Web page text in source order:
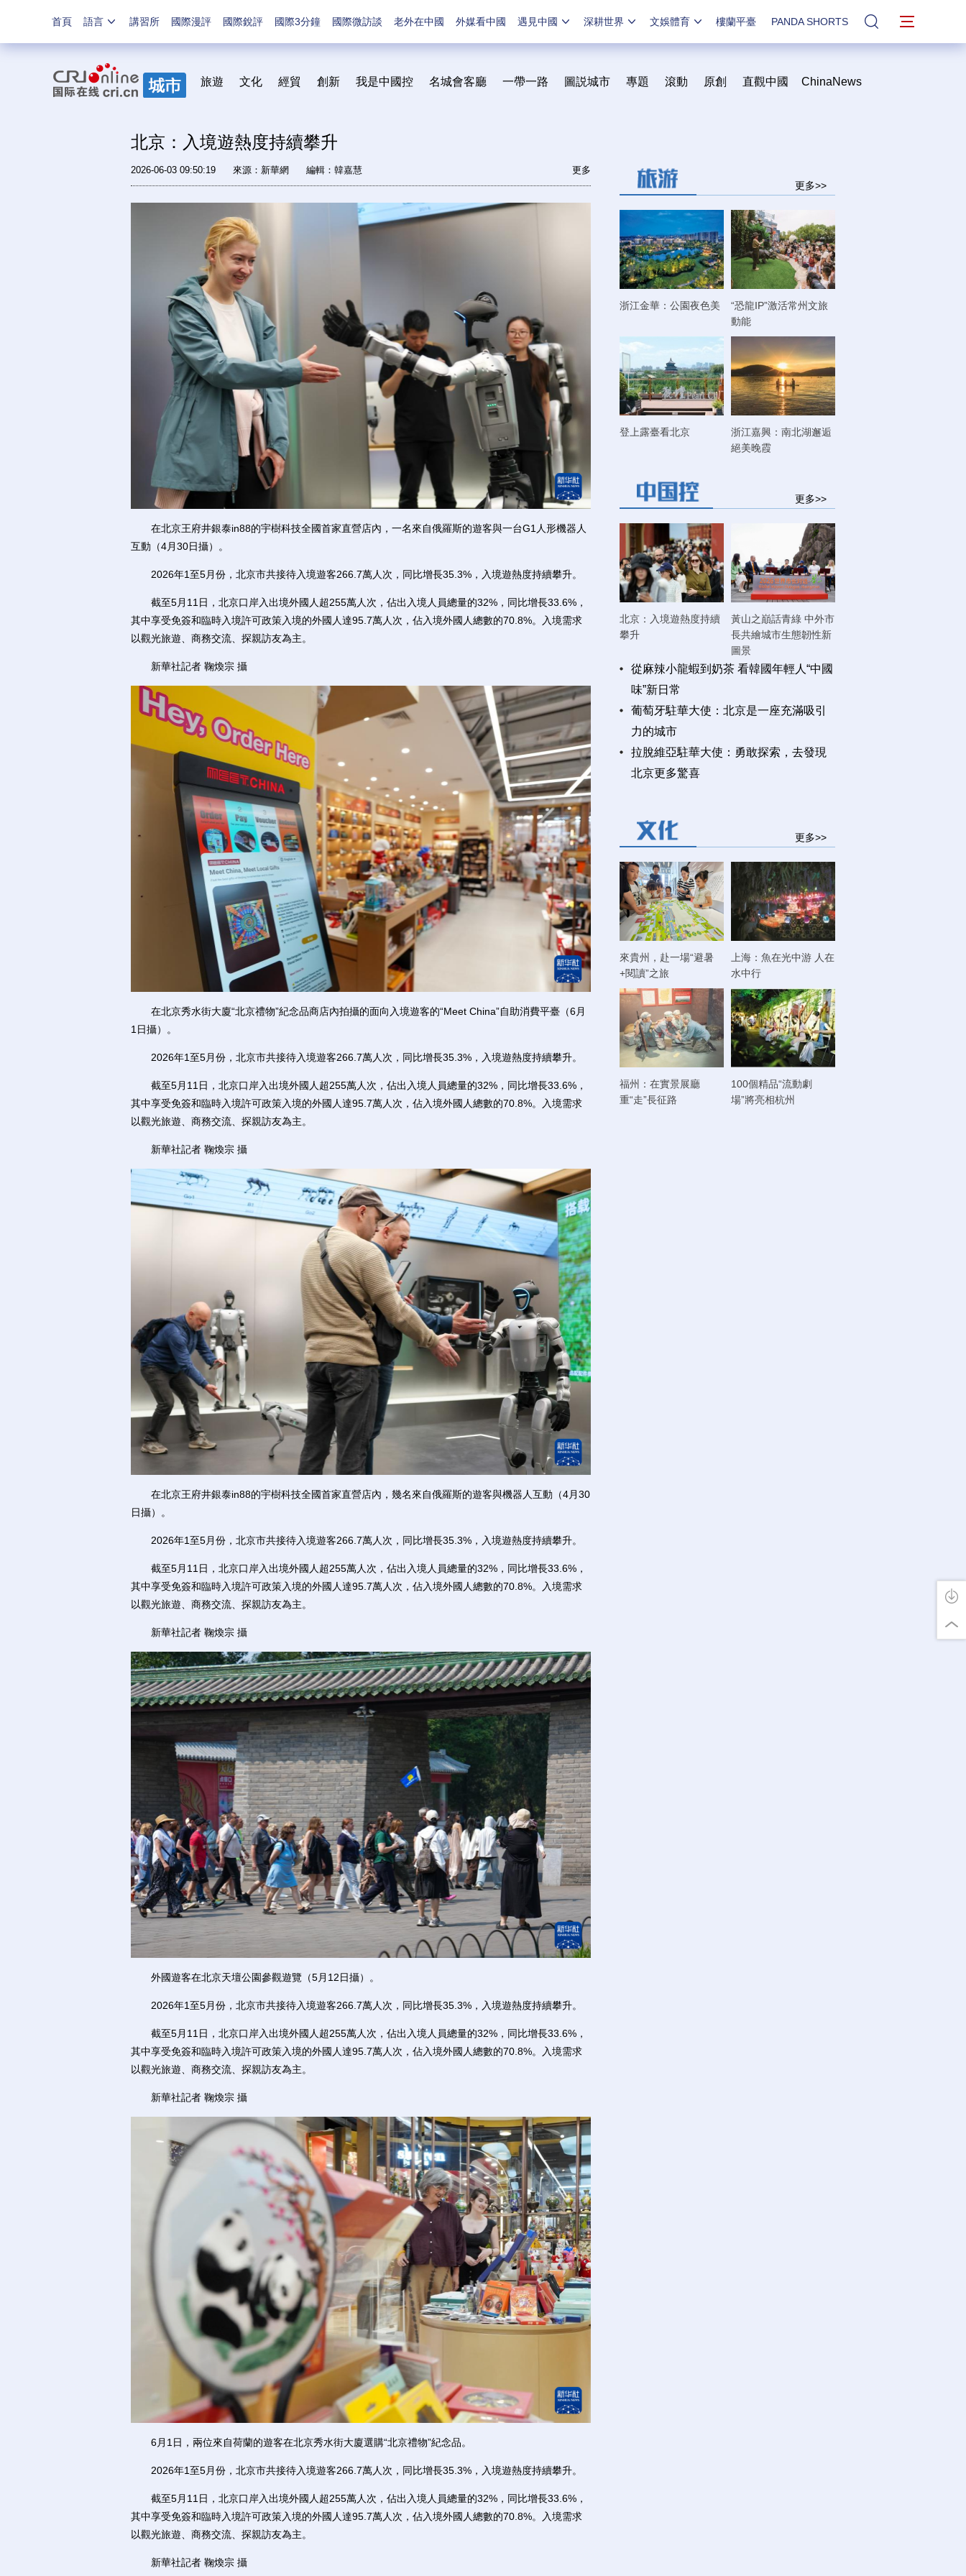
首頁 語言 講習所 國際漫評 國際銳評 國際3分鐘 國際微訪談 老外在中國 外媒看中國 遇見中國 深耕世界 文娛體育 樓蘭平臺 PANDA SHORTS 站內搜索
旅遊 文化 經貿 創新 我是中國控 名城會客廳 一帶一路 圖説城市 專題 滾動 原創 直觀中國 ChinaNews
北京：入境遊熱度持續攀升
2026-06-03 09:50:19 來源： 新華網 編輯：韓嘉慧 更多
在北京王府井銀泰in88的宇樹科技全國首家直營店內，一名來自俄羅斯的遊客與一台G1人形機器人
互動（4月30日攝）。
2026年1至5月份，北京市共接待入境遊客266.7萬人次，同比增長35.3%，入境遊熱度持續攀升。
截至5月11日，北京口岸入出境外國人超255萬人次，佔出入境人員總量的32%，同比增長33.6%，
其中享受免簽和臨時入境許可政策入境的外國人達95.7萬人次，佔入境外國人總數的70.8%。入境需求
以觀光旅遊、商務交流、探親訪友為主。
新華社記者 鞠煥宗 攝
在北京秀水街大廈“北京禮物”紀念品商店內拍攝的面向入境遊客的“Meet China”自助消費平臺（6月
1日攝）。
2026年1至5月份，北京市共接待入境遊客266.7萬人次，同比增長35.3%，入境遊熱度持續攀升。
截至5月11日，北京口岸入出境外國人超255萬人次，佔出入境人員總量的32%，同比增長33.6%，
其中享受免簽和臨時入境許可政策入境的外國人達95.7萬人次，佔入境外國人總數的70.8%。入境需求
以觀光旅遊、商務交流、探親訪友為主。
新華社記者 鞠煥宗 攝
在北京王府井銀泰in88的宇樹科技全國首家直營店內，幾名來自俄羅斯的遊客與機器人互動（4月30
日攝）。
2026年1至5月份，北京市共接待入境遊客266.7萬人次，同比增長35.3%，入境遊熱度持續攀升。
截至5月11日，北京口岸入出境外國人超255萬人次，佔出入境人員總量的32%，同比增長33.6%，
其中享受免簽和臨時入境許可政策入境的外國人達95.7萬人次，佔入境外國人總數的70.8%。入境需求
以觀光旅遊、商務交流、探親訪友為主。
新華社記者 鞠煥宗 攝
外國遊客在北京天壇公園參觀遊覽（5月12日攝）。
2026年1至5月份，北京市共接待入境遊客266.7萬人次，同比增長35.3%，入境遊熱度持續攀升。
截至5月11日，北京口岸入出境外國人超255萬人次，佔出入境人員總量的32%，同比增長33.6%，
其中享受免簽和臨時入境許可政策入境的外國人達95.7萬人次，佔入境外國人總數的70.8%。入境需求
以觀光旅遊、商務交流、探親訪友為主。
新華社記者 鞠煥宗 攝
6月1日，兩位來自荷蘭的遊客在北京秀水街大廈選購“北京禮物”紀念品。
2026年1至5月份，北京市共接待入境遊客266.7萬人次，同比增長35.3%，入境遊熱度持續攀升。
截至5月11日，北京口岸入出境外國人超255萬人次，佔出入境人員總量的32%，同比增長33.6%，
其中享受免簽和臨時入境許可政策入境的外國人達95.7萬人次，佔入境外國人總數的70.8%。入境需求
以觀光旅遊、商務交流、探親訪友為主。
新華社記者 鞠煥宗 攝
更多>>
浙江金華：公園夜色美
“恐龍IP”激活常州文旅
動能
登上露臺看北京
浙江嘉興：南北湖邂逅
絕美晚霞
更多>>
北京：入境遊熱度持續
攀升
黃山之巔話青綠 中外市
長共繪城市生態韌性新
圖景
從麻辣小龍蝦到奶茶 看韓國年輕人“中國
味”新日常
葡萄牙駐華大使：北京是一座充滿吸引
力的城市
拉脫維亞駐華大使：勇敢探索，去發現
北京更多驚喜
更多>>
來貴州，赴一場“避暑
+閱讀”之旅
上海：魚在光中游 人在
水中行
福州：在實景展廳
重“走”長征路
100個精品“流動劇
場”將亮相杭州